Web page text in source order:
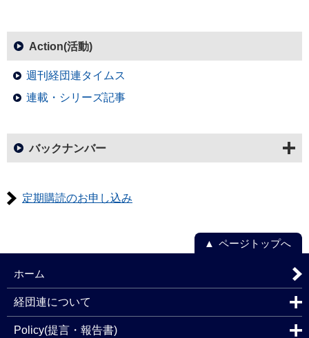
Action(活動)
週刊経団連タイムス
連載・シリーズ記事
バックナンバー
定期購読のお申し込み
ページトップへ
ホーム
経団連について
Policy(提言・報告書)